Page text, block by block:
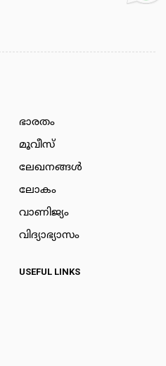
ഭാരതം
മൂവീസ്
ലേഖനങ്ങള്‍
ലോകം
വാണിജ്യം
വിദ്യാഭ്യാസം
USEFUL LINKS